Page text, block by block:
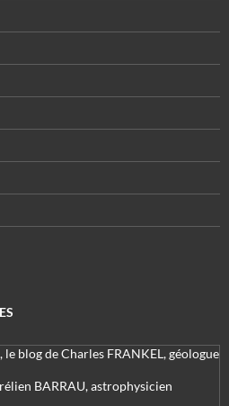
blog de Charles FRANKEL, géologue
BARRAU, astrophysicien